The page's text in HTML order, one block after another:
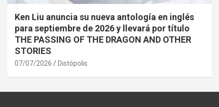
Ken Liu anuncia su nueva antología en inglés
para septiembre de 2026 y llevará por título
THE PASSING OF THE DRAGON AND OTHER
STORIES
07/07/2026 Distópolis